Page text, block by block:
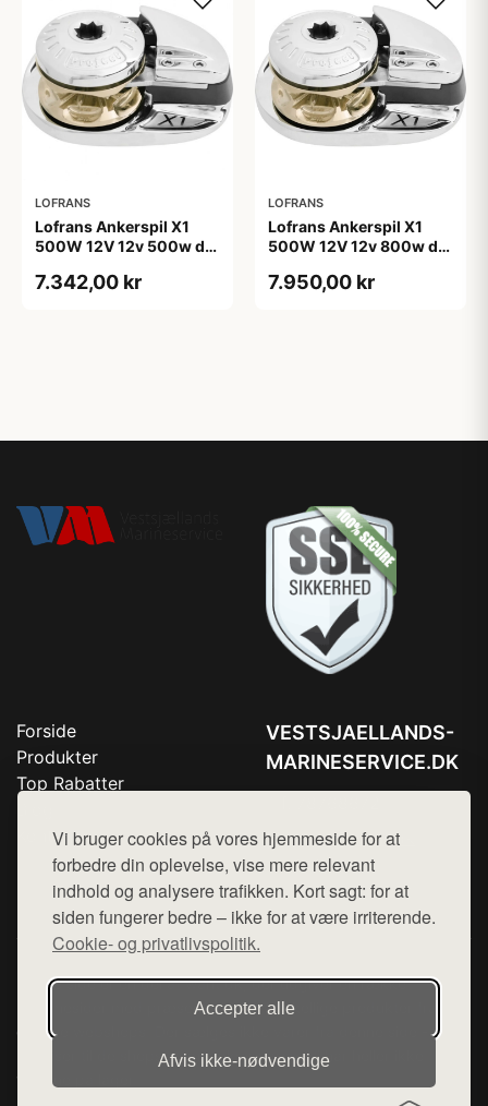
Vi bruger cookies på vores hjemmeside for at
forbedre din oplevelse, vise mere relevant
indhold og analysere trafikken. Kort sagt: for at
siden fungerer bedre – ikke for at være irriterende.
Cookie- og privatlivspolitik.
Accepter alle
Afvis ikke‑nødvendige
LOFRANS
Lofrans Ankerspil X1
500W 12V 12v 500w din
12mm
7.342,00 kr
LOFRANS
Lofrans Ankerspil X1
500W 12V 12v 800w din
12mm
7.950,00 kr
Forside
Produkter
Top Rabatter
Kontakt
VESTSJAELLANDS-
MARINESERVICE.DK
Mail:hej@want.dk
Cookie- og privatlivspolitik
Denne side er en del af want.dk, der udgiver en række
hjemmesider med præsentation af forskellige produkter fra
diverse webshops. Der sælges ikke varer fra denne side - vi
henviser til de shops, som sælger varen. Vi har heller ikke
varerne på lager.